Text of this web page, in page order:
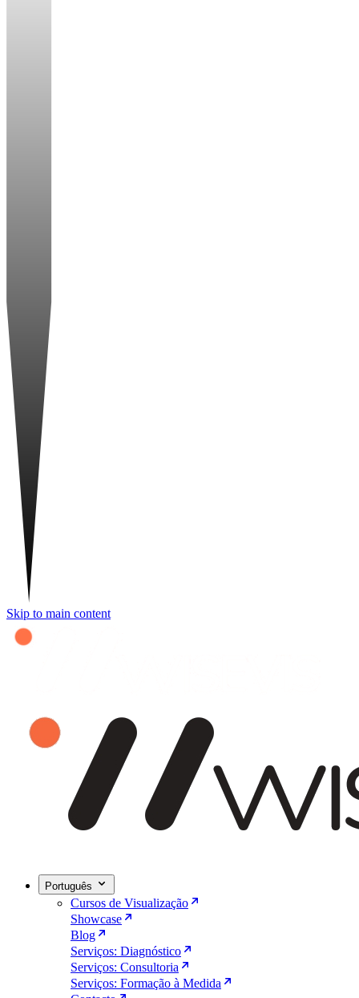
Skip to main content
Português
Cursos de Visualização
Showcase
Blog
Serviços: Diagnóstico
Serviços: Consultoria
Serviços: Formação à Medida